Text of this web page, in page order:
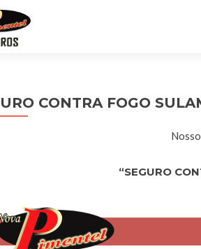
CONTRA FOGO
“SEGURO